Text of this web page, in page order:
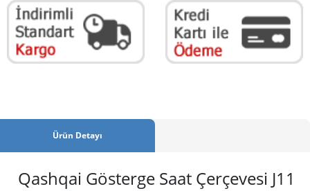
Ürün Detayı
Qashqai Gösterge Saat Çerçevesi J11